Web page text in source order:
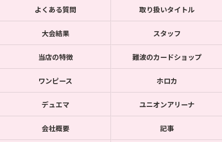
よくある質問 取り扱いタイトル
大会結果 スタッフ
当店の特徴 難波のカードショップ
ワンピース ホロカ
デュエマ ユニオンアリーナ
会社概要 記事